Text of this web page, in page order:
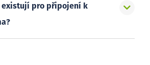
existují pro připojení k